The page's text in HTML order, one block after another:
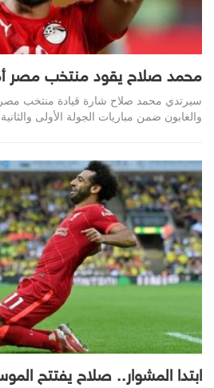
محمد صلاح يقود منتخب مصر
سيرتدي محمد صلاح شارة قيادة منتخب مصر
والغابون ضمن مباريات الجولة الأولى
ابتدا المشوار.. صلاح يفتتح